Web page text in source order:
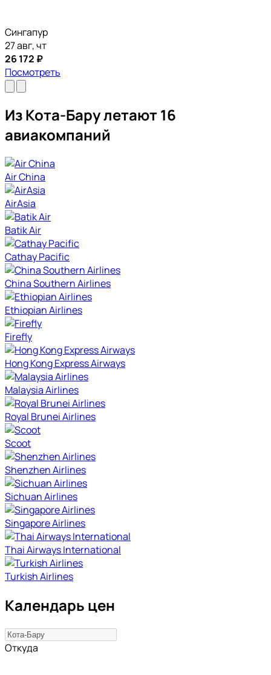
Сингапур
27 авг, чт
26 172 ₽
Посмотреть
Из Кота-Бару летают 16
авиакомпаний
Air China
AirAsia
Batik Air
Cathay Pacific
China Southern Airlines
Ethiopian Airlines
Firefly
Hong Kong Express Airways
Malaysia Airlines
Royal Brunei Airlines
Scoot
Shenzhen Airlines
Sichuan Airlines
Singapore Airlines
Thai Airways International
Turkish Airlines
Календарь цен
Откуда